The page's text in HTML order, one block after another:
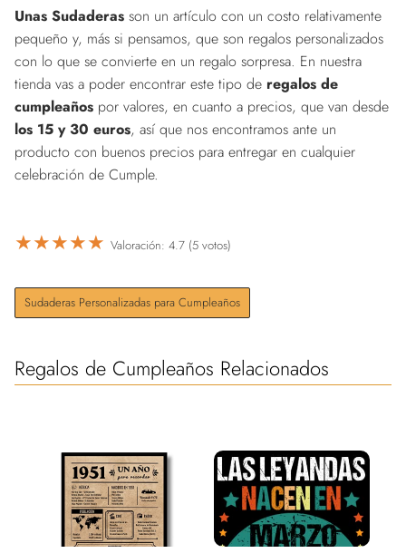
Unas Sudaderas son un artículo con un costo relativamente
pequeño y, más si pensamos, que son regalos personalizados
con lo que se convierte en un regalo sorpresa. En nuestra
tienda vas a poder encontrar este tipo de regalos de
cumpleaños por valores, en cuanto a precios, que van desde
los 15 y 30 euros, así que nos encontramos ante un
producto con buenos precios para entregar en cualquier
celebración de Cumple.
★★★★★ Valoración: 4.7 (5 votos)
Sudaderas Personalizadas para Cumpleaños
Regalos de Cumpleaños Relacionados